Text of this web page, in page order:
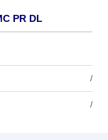
PR DL
/
/